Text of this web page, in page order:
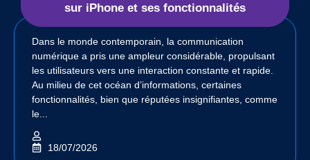
sur iPhone et ses fonctionnalités
Dans le monde contemporain, la communication
numérique a pris une ampleur considérable, propulsant
les utilisateurs vers une interaction constante et rapide.
Au milieu de cet océan d’informations, certaines
fonctionnalités, bien que réputées insignifiantes, comme
le...
18/07/2026